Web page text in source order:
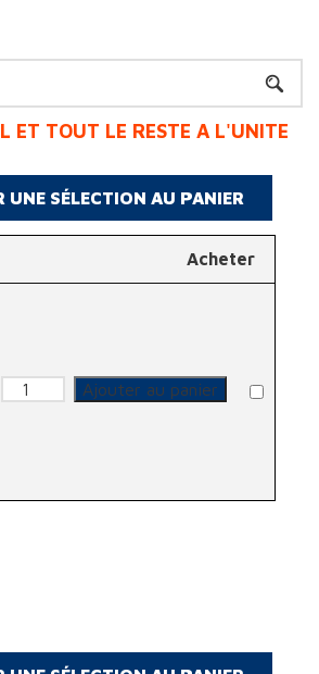
Acheter
quantité de Casque
Ajouter au panier